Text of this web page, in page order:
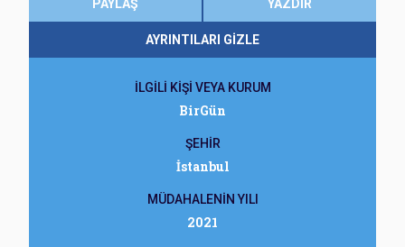
PAYLAŞ YAZDIR
AYRINTILARI GİZLE
İLGİLİ KİŞİ VEYA KURUM
BirGün
ŞEHİR
İstanbul
MÜDAHALENİN YILI
2021